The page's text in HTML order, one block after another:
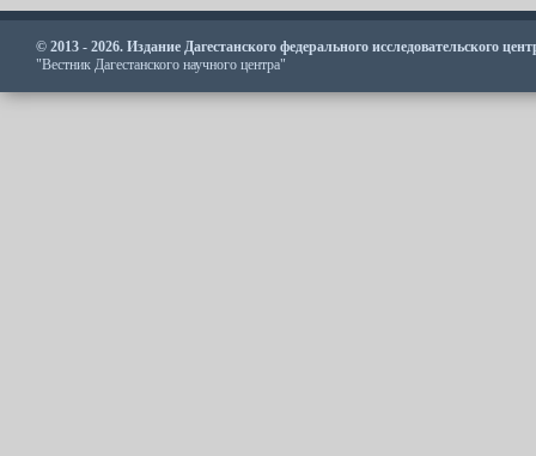
© 2013 - 2026. Издание Дагестанского федерального исследовательского
"Вестник Дагестанского научного центра"